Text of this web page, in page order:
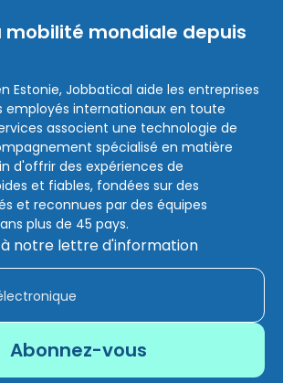
mobilité mondiale depuis
Estonie, Jobbatical aide les entreprises
employés internationaux en toute
associent une technologie de
spécialisé en matière
d'offrir des expériences de
et fiables, fondées sur des
et reconnues par des équipes
plus de 45 pays.
notre lettre d'information